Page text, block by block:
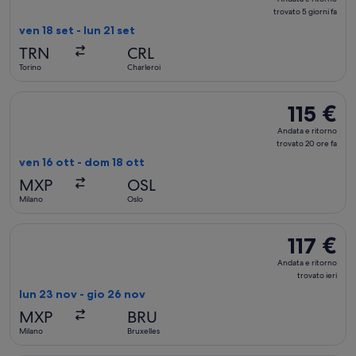
e
trovato 5 giorni fa
ven 18 set - lun 21 set
TRN
Torino
CRL
Charleroi
115 €
Andata
e
115 €
Andata e ritorno
trovato 20 ore fa
ven 16 ott - dom 18 ott
MXP
Milano
OSL
Oslo
117 €
Andata
117 €
Andata e ritorno
trovato ieri
lun 23 nov - gio 26 nov
MXP
Milano
BRU
Bruxelles